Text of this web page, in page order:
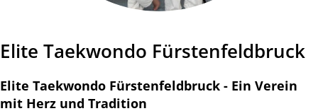
Elite Taekwondo Fürstenfeldbruck
Elite Taekwondo Fürstenfeldbruck - Ein Verein
mit Herz und Tradition